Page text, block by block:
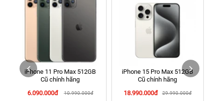
256 Võ Văn Ngân, Thủ Đức, Hồ Chí Minh (Bình Thọ, TP. Thủ
Đức Cũ)
70 Nguyễn An Ninh, Dĩ An, Hồ Chí Minh (Bình Dương Cũ)
24h Vũng Tàu: 162A Ba Cu, Vũng Tàu, Hồ Chí Minh (TP. Vũng
Tàu cũ)
198 Hoàng Văn Thụ, Tân Sơn Nhất, Hồ Chí Minh (Tân Bình
iPhone 11 Pro Max 512GB
Cũ chính hãng
6.090.000đ
10.990.000đ
iPhone 15 Pro Max 512GB
Cũ chính hãng
18.990.000đ
29.990.000đ